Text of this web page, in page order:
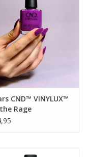
CND™ VINYLUX™
Rage